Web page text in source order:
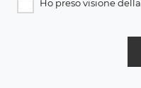
Ho preso visione della